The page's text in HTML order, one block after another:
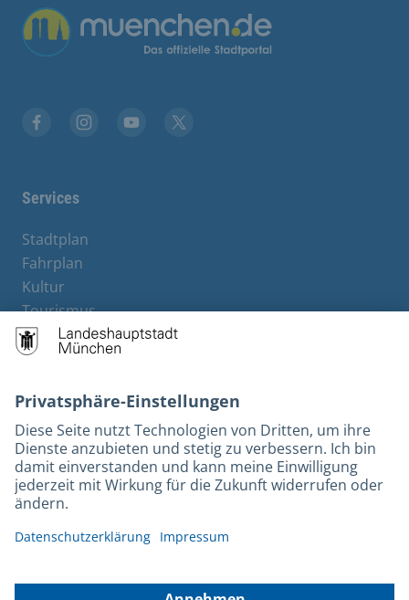
Services
Stadtplan
Fahrplan
Kultur
Tourismus
M-Strom
Bürgerservice
Kontakt
Barrierefreiheit
Leichte Sprache
Gebärdensprache
Kontakt